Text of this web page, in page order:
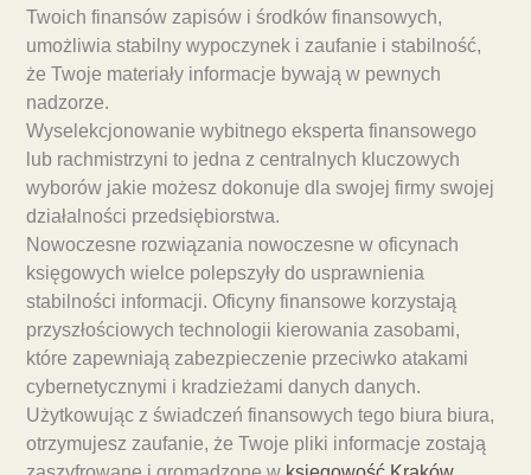
Twoich finansów zapisów i środków finansowych,
umożliwia stabilny wypoczynek i zaufanie i stabilność,
że Twoje materiały informacje bywają w pewnych
nadzorze.
Wyselekcjonowanie wybitnego eksperta finansowego
lub rachmistrzyni to jedna z centralnych kluczowych
wyborów jakie możesz dokonuje dla swojej firmy swojej
działalności przedsiębiorstwa.
Nowoczesne rozwiązania nowoczesne w oficynach
księgowych wielce polepszyły do usprawnienia
stabilności informacji. Oficyny finansowe korzystają
przyszłościowych technologii kierowania zasobami,
które zapewniają zabezpieczenie przeciwko atakami
cybernetycznymi i kradzieżami danych danych.
Użytkowując z świadczeń finansowych tego biura biura,
otrzymujesz zaufanie, że Twoje pliki informacje zostają